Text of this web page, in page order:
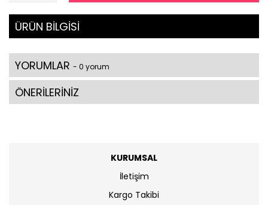
ÜRÜN BİLGİSİ
YORUMLAR - 0 yorum
ÖNERİLERİNİZ
KURUMSAL
İletişim
Kargo Takibi